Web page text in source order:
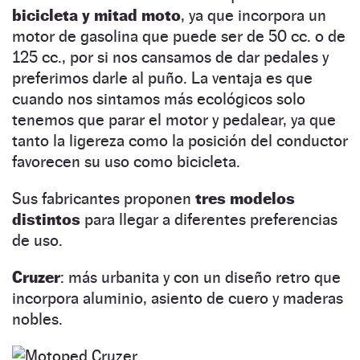
bicicleta y mitad moto, ya que incorpora un
motor de gasolina que puede ser de 50 cc. o de
125 cc., por si nos cansamos de dar pedales y
preferimos darle al puño. La ventaja es que
cuando nos sintamos más ecológicos solo
tenemos que parar el motor y pedalear, ya que
tanto la ligereza como la posición del conductor
favorecen su uso como bicicleta.
Sus fabricantes proponen tres modelos
distintos para llegar a diferentes preferencias
de uso.
Cruzer: más urbanita y con un diseño retro que
incorpora aluminio, asiento de cuero y maderas
nobles.